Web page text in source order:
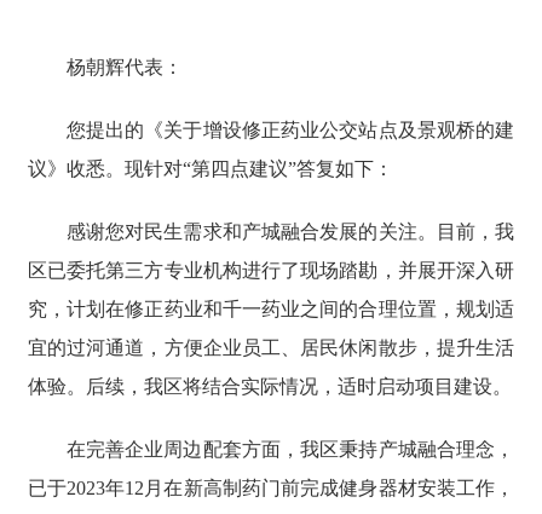
杨朝辉代表：
您提出的《关于增设修正药业公交站点及景观桥的建
议》收悉。现针对“第四点建议”答复如下：
感谢您对民生需求和产城融合发展的关注。目前，我
区已委托第三方专业机构进行了现场踏勘，并展开深入研
究，计划在修正药业和千一药业之间的合理位置，规划适
宜的过河通道，方便企业员工、居民休闲散步，提升生活
体验。后续，我区将结合实际情况，适时启动项目建设。
在完善企业周边配套方面，我区秉持产城融合理念，
已于2023年12月在新高制药门前完成健身器材安装工作，